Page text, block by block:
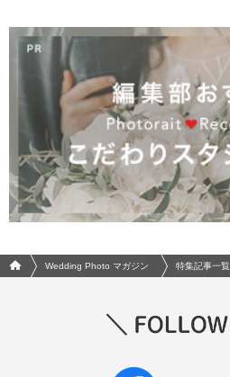
フォトウエディング/結婚写真のPhotorait ホーム
Wedding Photo マガジン 特集記事一覧